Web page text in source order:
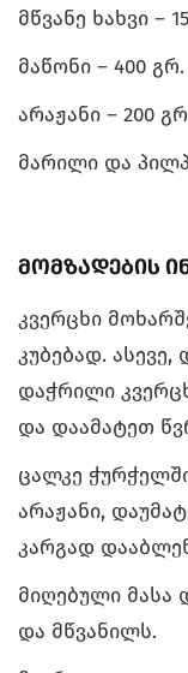
მწვანე ხახვი –
მაწონი – 400 გრ.
არაჟანი – 200
მარილი და
მომზადების
კვერცხი
კუბებად.
დაჭრილი
და დაამატეთ
ცალკე
არაჟანი,
კარგად
მიღებული
და მწვანილს.